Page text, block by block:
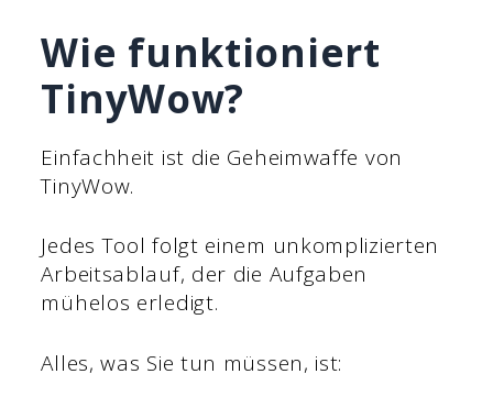
Wie funktioniert
TinyWow?
Einfachheit ist die Geheimwaffe von
TinyWow.
Jedes Tool folgt einem unkomplizierten
Arbeitsablauf, der die Aufgaben
mühelos erledigt.
Alles, was Sie tun müssen, ist: